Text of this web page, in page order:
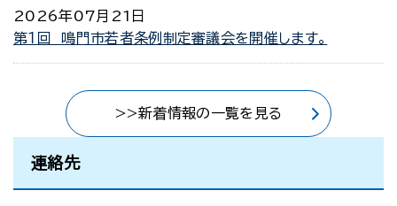
2026年07月21日
第１回 鳴門市若者条例制定審議会を開催します。
>>新着情報の一覧を見る
連絡先